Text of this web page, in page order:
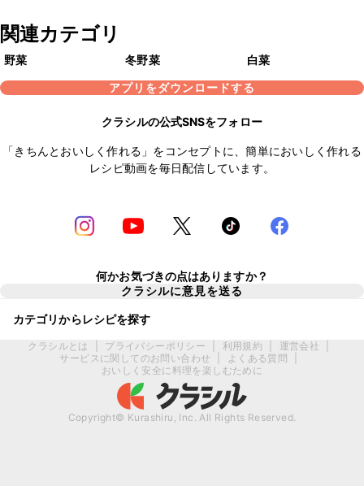
関連カテゴリ
野菜 冬野菜
白菜
アプリをダウンロードする
クラシルの公式SNSをフォロー
「きちんとおいしく作れる」をコンセプトに、簡単においしく作れる
レシピ動画を毎日配信しています。
何かお気づきの点はありますか？
クラシルに意見を送る
カテゴリからレシピを探す
クラシルとは プライバシーポリシー 利用規約 運営会社
サービスに関してのお問い合わせ
よくある質問
おいしく安全に料理を楽しむために
Copyright© Kurashiru, Inc. All Rights Reserved.